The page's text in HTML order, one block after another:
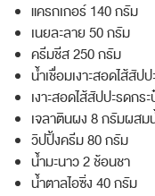
แครกเกอร์ 140 กรัม
เนยละลาย 50 กรัม
ครีมชีส 250 กรัม
น้ำเชื่อมเงาะสอดไส้สัป
เงาะสอดไส้สัปปะรดก
เจลาตินผง 8 กรัมผสม
วิปปิ้งครีม 80 กรัม
น้ำมะนาว 2 ช้อนชา
น้ำตาลไอซิ่ง 40 กรัม